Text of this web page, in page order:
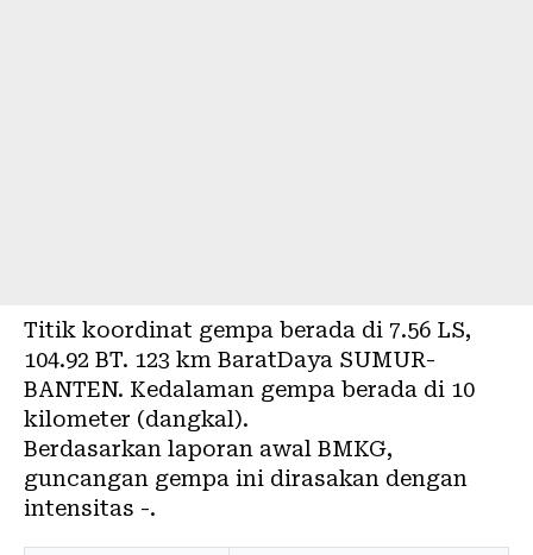
Titik koordinat gempa berada di 7.56 LS,
104.92 BT. 123 km BaratDaya SUMUR-
BANTEN. Kedalaman gempa berada di 10
kilometer (dangkal).
Berdasarkan laporan awal BMKG,
guncangan gempa ini dirasakan dengan
intensitas -.